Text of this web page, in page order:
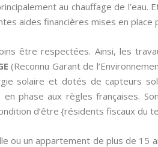
au chauffage de l’eau.
aides financières mises en place
être respectées. Ainsi, les
(Reconnu Garant de
solaire et dotés de capteurs
phase aux règles françaises.
d’être {résidents fiscaux du
ou un appartement de plus de 15